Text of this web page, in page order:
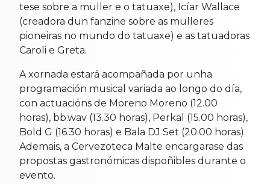
tese sobre a muller e o tatuaxe), Icíar Wallace
(creadora dun fanzine sobre as mulleres
pioneiras no mundo do tatuaxe) e as tatuadoras
Caroli e Greta.
A xornada estará acompañada por unha
programación musical variada ao longo do día,
con actuacións de Moreno Moreno (12.00
horas), bb.wav (13.30 horas), Perkal (15.00 horas),
Bold G (16.30 horas) e Bala DJ Set (20.00 horas).
Ademais, a Cervezoteca Malte encargarase das
propostas gastronómicas dispoñibles durante o
evento.